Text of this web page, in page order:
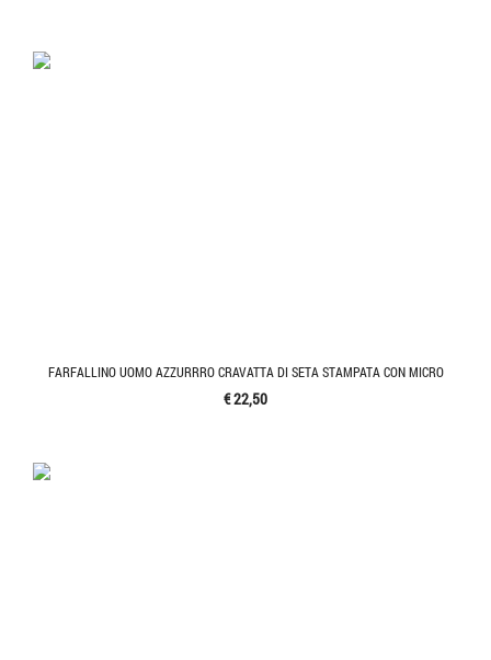
FARFALLINO UOMO AZZURRRO CRAVATTA DI SETA STAMPATA CON MICRO
€ 22,50